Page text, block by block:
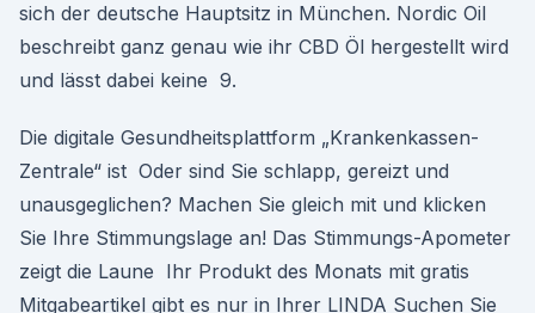
sich der deutsche Hauptsitz in München. Nordic Oil
beschreibt ganz genau wie ihr CBD Öl hergestellt wird
und lässt dabei keine 9.
Die digitale Gesundheitsplattform „Krankenkassen-
Zentrale“ ist Oder sind Sie schlapp, gereizt und
unausgeglichen? Machen Sie gleich mit und klicken
Sie Ihre Stimmungslage an! Das Stimmungs-Apometer
zeigt die Laune Ihr Produkt des Monats mit gratis
Mitgabeartikel gibt es nur in Ihrer LINDA Suchen Sie